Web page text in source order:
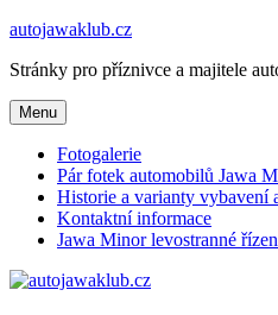
Přejít
obsahu
autojawaklub.cz
Stránky pro příznivce a majitele
Menu
Fotogalerie
Pár fotek automobilů Jawa
Historie a varianty vybavení
Kontaktní informace
Jawa Minor levostranné